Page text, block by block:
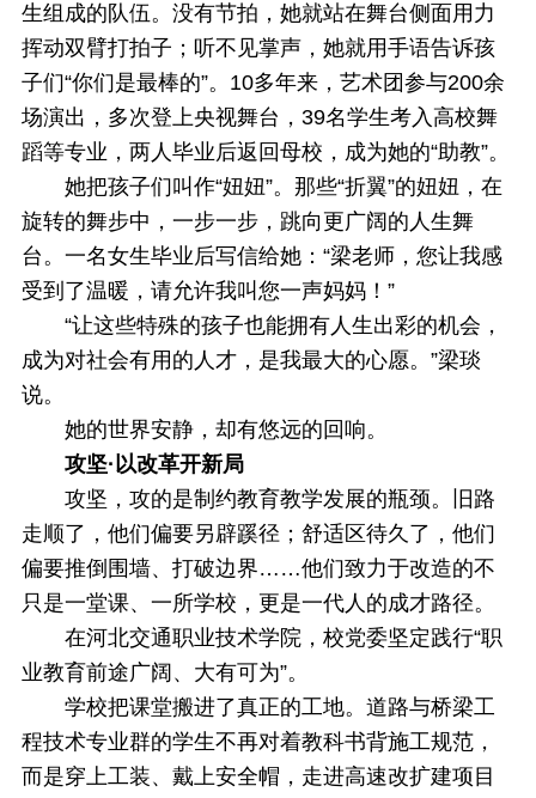
生组成的队伍。没有节拍，她就站在舞台侧面用力
挥动双臂打拍子；听不见掌声，她就用手语告诉孩
子们“你们是最棒的”。10多年来，艺术团参与200余
场演出，多次登上央视舞台，39名学生考入高校舞
蹈等专业，两人毕业后返回母校，成为她的“助教”。
她把孩子们叫作“妞妞”。那些“折翼”的妞妞，在
旋转的舞步中，一步一步，跳向更广阔的人生舞
台。一名女生毕业后写信给她：“梁老师，您让我感
受到了温暖，请允许我叫您一声妈妈！”
“让这些特殊的孩子也能拥有人生出彩的机会，
成为对社会有用的人才，是我最大的心愿。”梁琰
说。
她的世界安静，却有悠远的回响。
攻坚·以改革开新局
攻坚，攻的是制约教育教学发展的瓶颈。旧路
走顺了，他们偏要另辟蹊径；舒适区待久了，他们
偏要推倒围墙、打破边界……他们致力于改造的不
只是一堂课、一所学校，更是一代人的成才路径。
在河北交通职业技术学院，校党委坚定践行“职
业教育前途广阔、大有可为”。
学校把课堂搬进了真正的工地。道路与桥梁工
程技术专业群的学生不再对着教科书背施工规范，
而是穿上工装、戴上安全帽，走进高速改扩建项目